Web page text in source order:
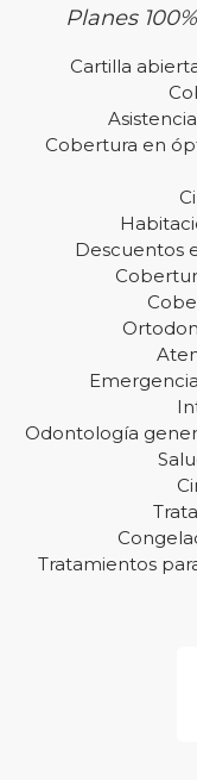
Planes
Cartilla
Cobertura en
Descuentos
Odontología
Tratamientos